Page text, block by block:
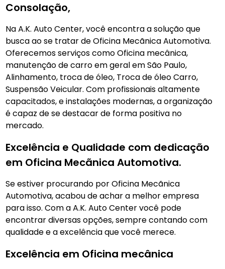
Consolação,
Na A.K. Auto Center, você encontra a solução que
busca ao se tratar de Oficina Mecãnica Automotiva.
Oferecemos serviços como Oficina mecânica,
manutenção de carro em geral em São Paulo,
Alinhamento, troca de óleo, Troca de óleo Carro,
Suspensão Veicular. Com profissionais altamente
capacitados, e instalações modernas, a organização
é capaz de se destacar de forma positiva no
mercado.
Excelência e Qualidade com dedicação
em Oficina Mecãnica Automotiva.
Se estiver procurando por Oficina Mecãnica
Automotiva, acabou de achar a melhor empresa
para isso. Com a A.K. Auto Center você pode
encontrar diversas opções, sempre contando com
qualidade e a excelência que você merece.
Excelência em Oficina mecânica